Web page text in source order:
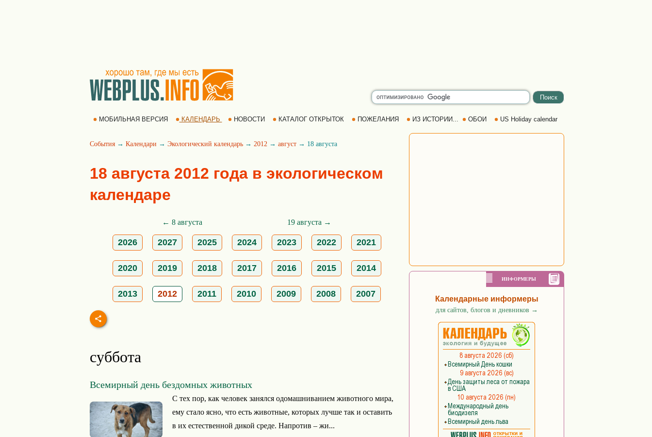
МОБИЛЬНАЯ ВЕРСИЯ КАЛЕНДАРЬ НОВОСТИ КАТАЛОГ ОТКРЫТОК ПОЖЕЛАНИЯ ИЗ ИСТОРИИ... ОБОИ US Holiday calendar
События → Календари → Экологический календарь → 2012 → август → 18 августа
18 августа 2012 года в экологическом
календаре
← 8 августа 19 августа →
2026 2027 2025 2024 2023 2022 2021
2020 2019 2018 2017 2016 2015 2014
2013 2012 2011 2010 2009 2008 2007
суббота
Всемирный день бездомных животных
С тех пор, как человек занялся одомашниванием животного мира,
ему стало ясно, что есть животные, которых лучше так и оставить
в их естественной дикой среде. Напротив – жи...
ИНФОРМЕРЫ
Календарные информеры
для сайтов, блогов и дневников →